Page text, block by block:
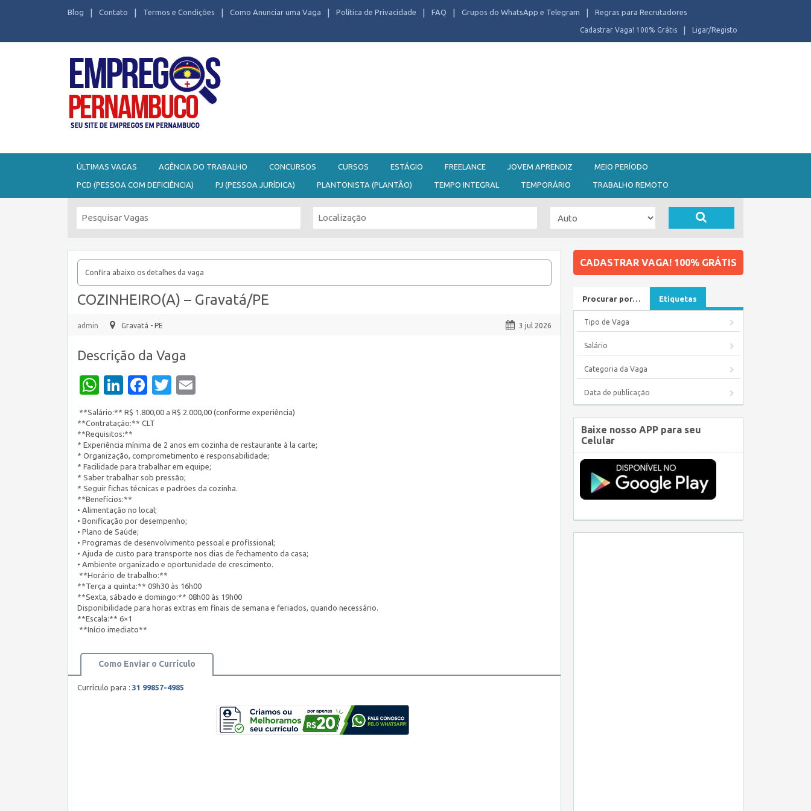
Blog Contato Termos e Condições Como Anunciar uma Vaga Política de Privacidade FAQ Grupos do WhatsApp e Telegram Regras para Recrutadores
Ligar/Registo
Cadastrar Vaga! 100% Grátis
ÚLTIMAS VAGAS AGÊNCIA DO TRABALHO CONCURSOS CURSOS ESTÁGIO FREELANCE JOVEM APRENDIZ MEIO PERÍODO
PCD (PESSOA COM DEFICIÊNCIA) PJ (PESSOA JURÍDICA) PLANTONISTA (PLANTÃO) TEMPO INTEGRAL TEMPORÁRIO TRABALHO REMOTO
Confira abaixo os detalhes da vaga
COZINHEIRO(A) – Gravatá/PE
admin Gravatá - PE 3 jul 2026
Descrição da Vaga
WhatsApp
LinkedIn
Facebook
Twitter
**Salário:** R$ 1.800,00 a R$ 2.000,00 (conforme experiência)
**Contratação:** CLT
**Requisitos:**
* Experiência mínima de 2 anos em cozinha de restaurante à la carte;
* Organização, comprometimento e responsabilidade;
* Facilidade para trabalhar em equipe;
* Saber trabalhar sob pressão;
* Seguir fichas técnicas e padrões da cozinha.
**Benefícios:**
• Alimentação no local;
• Bonificação por desempenho;
• Plano de Saúde;
• Programas de desenvolvimento pessoal e profissional;
• Ajuda de custo para transporte nos dias de fechamento da casa;
• Ambiente organizado e oportunidade de crescimento.
**Horário de trabalho:**
**Terça a quinta:** 09h30 às 16h00
**Sexta, sábado e domingo:** 08h00 às 19h00
Disponibilidade para horas extras em finais de semana e feriados, quando necessário.
**Escala:** 6×1
**Início imediato**
Como Enviar o Currículo
Currículo para : 31 99857-4985
CADASTRAR VAGA! 100% GRÁTIS
Procurar por… Etiquetas
Tipo de Vaga
Salário
Categoria da Vaga
Data de publicação
Baixe nosso APP para seu
Celular